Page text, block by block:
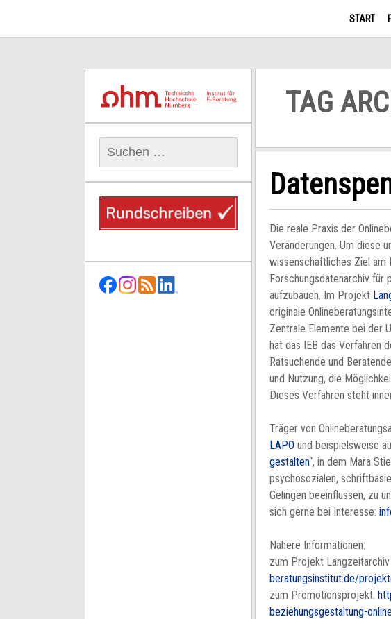
START
TAG
Die reale Praxis der
Veränderungen. Um diese
wissenschaftliches Ziel am
Forschungsdatenarchiv für
aufzubauen. Im Projekt
originale
Zentrale Elemente bei der
hat das IEB das Verfahren
Ratsuchende und
und Nutzung, die
Dieses Verfahren steht
Träger von
LAPO und beispielsweise
gestalten“, in dem Mara
psychosozialen,
Gelingen beeinflussen, zu
sich gerne bei Interesse:
Nähere Informationen:
zum Projekt
beratungsinstitut.de/
zum Promotionsprojekt:
beziehungsgestaltung-
nach: